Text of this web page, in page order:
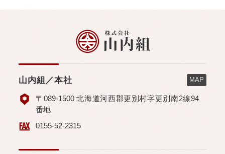
MAP
山内組／本社
〒089-1500 北海道河西郡更別村字更別南2線94
番地
0155-52-2315